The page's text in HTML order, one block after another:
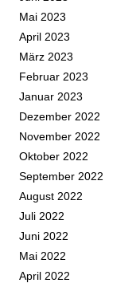
Mai 2023
April 2023
März 2023
Februar 2023
Januar 2023
Dezember 2022
November 2022
Oktober 2022
September 2022
August 2022
Juli 2022
Juni 2022
Mai 2022
April 2022